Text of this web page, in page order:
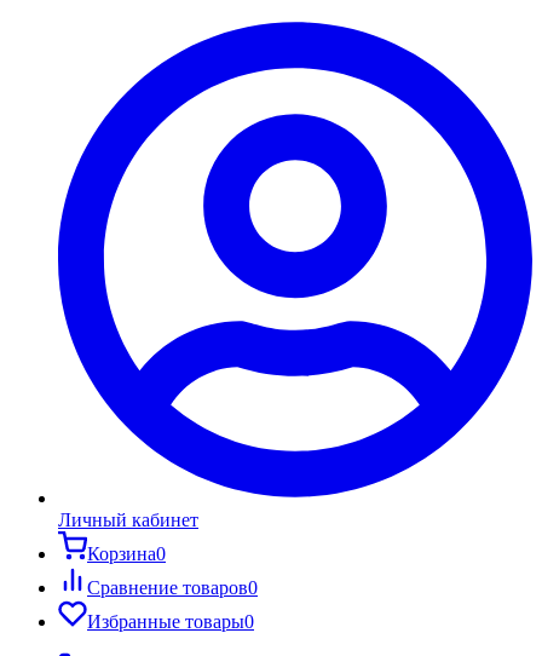
Личный кабинет
Корзина0
Сравнение товаров0
Избранные товары0